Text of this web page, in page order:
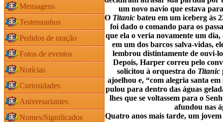
Mensagens
Testemunhos
Pedidos de oração
Fotos de eventos
Notícias
Curiosidades
Aniversariantes
Nomes/Significados
um novo navio que estava
O Titanic bateu em um iceberg às
foi dado o comando para os
que ela o veria novamente um
em um dos barcos salva-vidas,
lembrou distintamente de ouvi-
Depois, Harper correu pelo
solicitou à orquestra do Titanic
ajoelhou e, “com alegria santa
pulou para dentro das águas
lhes que se voltassem para o
afundou nas
Quatro anos mais tarde, um